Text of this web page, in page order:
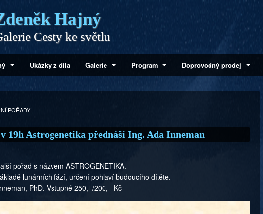
Hajný
Cesty ke světlu
Ukázky z díla Galerie Program Doprovodný prodej
POŘADY
v 19h Astrogenetika přednáší Ing. Ada Inneman
pořad s názvem ASTROGENETIKA.
lunárních fází, určení pohlaví budoucího dítěte.
PhD. Vstupné 250,–/200,– Kč